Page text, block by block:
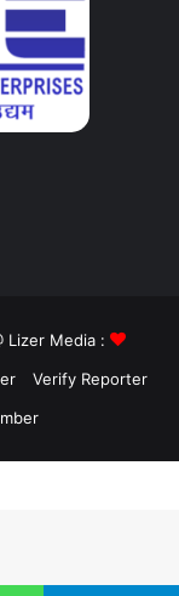
Lizer Media :
Verify Reporter